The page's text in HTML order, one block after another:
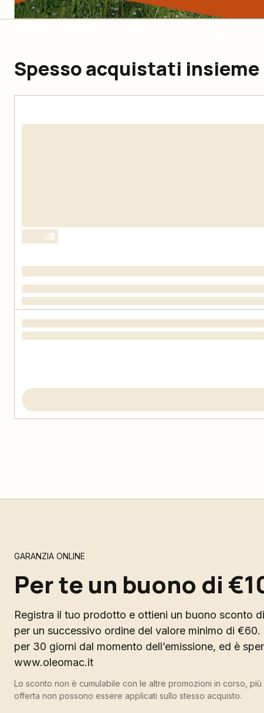
Spesso acquistati insieme
GARANZIA ONLINE
Per te un buono di
Registra il tuo prodotto e ottieni un buono sconto
per un successivo ordine del valore minimo di
per 30 giorni dal momento dell’emissione, ed è
www.oleomac.it
Lo sconto non è cumulabile con le altre promozioni in corso,
offerta non possono essere applicati sullo stesso acquisto.